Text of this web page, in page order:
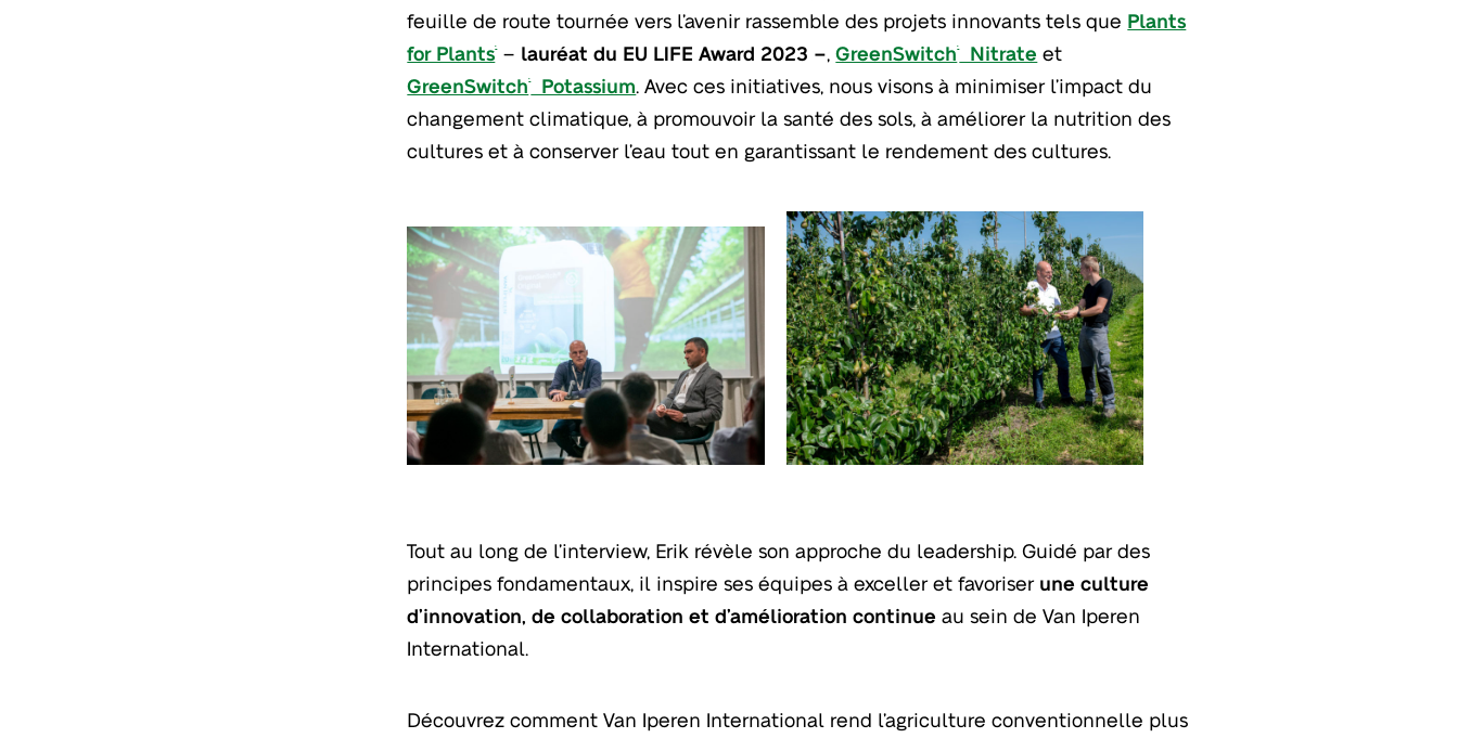
feuille de route tournée vers l’avenir rassemble des projets innovants tels que Plants
for Plants®– lauréat du EU LIFE Award 2023 – ,GreenSwitch®Nitrate et
GreenSwitch®Potassium . Avec ces initiatives, nous visons à minimiser l’impact du
changement climatique, à promouvoir la santé des sols, à améliorer la nutrition des
cultures et à conserver l’eau tout en garantissant le rendement des cultures.
Tout au long de l’interview, Erik révèle son approche du leadership. Guidé par des
principes fondamentaux, il inspire ses équipes à exceller et favoriser une culture
d’innovation, de collaboration et d’amélioration continue au sein de Van Iperen
International.
Découvrez comment Van Iperen International rend l’agriculture conventionnelle plus